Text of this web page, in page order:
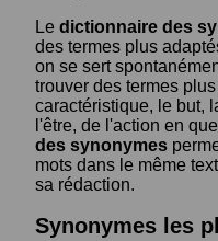
Le dictionnaire des
des termes plus
on se sert
trouver des termes
caractéristique, le but,
l'être, de l'action en
des synonymes
mots dans le même
sa rédaction.
Synonymes les